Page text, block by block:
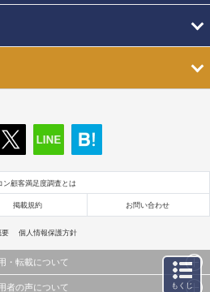
ン顧客満足度調査とは
掲載規約 お問い合わせ
要 個人情報保護方針
・転載について
真、イラスト、画像データ等）及びこれらの配置・
者の声について もくじ